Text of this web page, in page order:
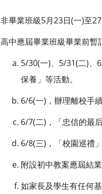
非畢業班級5月23日(一)至
高中應屆畢業班級畢業前暫
5/30(一)、5/31(二)、
保養」等活動。
6/6(一)，辦理離校手續
6/7(二)，「忠信的最
6/8(三)，「校園巡禮
附設初中教案應屆結
如家長及學生有任何